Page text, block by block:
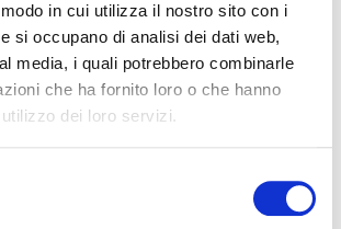
in cui utilizza il nostro sito con i
si occupano di analisi dei dati web,
media, i quali potrebbero combinarle
che ha fornito loro o che hanno
dei loro servizi.